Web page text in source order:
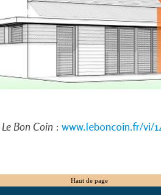
Le Bon Coin : www.leboncoin.fr/vi/
Haut de page